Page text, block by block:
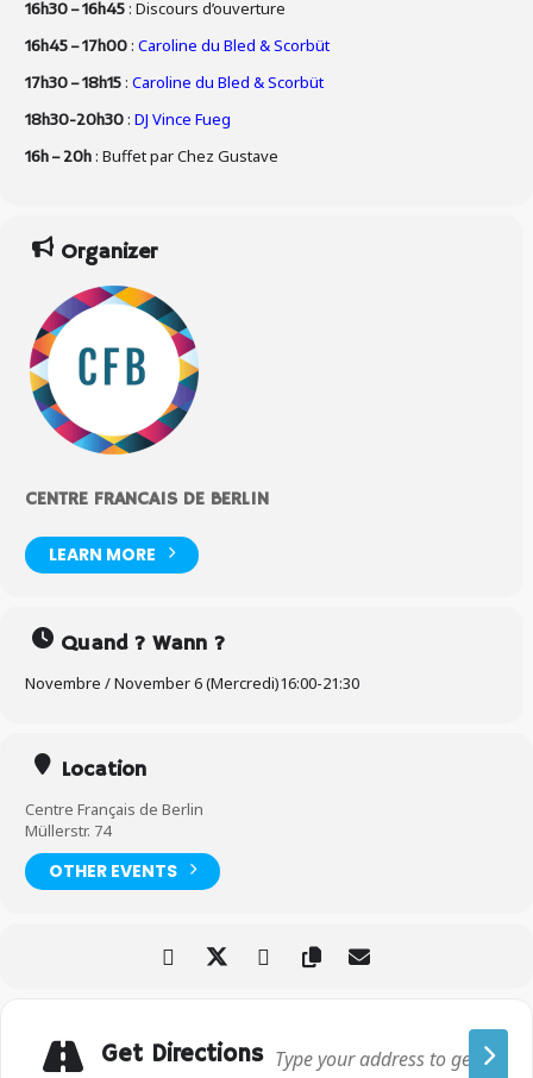
16h30 – 16h45: Discours d’ouverture
16h45 – 17h00: Caroline du Bled & Scorbüt
17h30 – 18h15: Caroline du Bled & Scorbüt
18h30-20h30: DJ Vince Fueg
16h – 20h: Buffet par Chez Gustave
Organizer
CENTRE FRANCAIS DE BERLIN
LEARN MORE
Quand ? Wann ?
Novembre / November 6 (Mercredi)16:00-21:30
Location
Centre Français de Berlin
Müllerstr. 74
OTHER EVENTS
Get Directions